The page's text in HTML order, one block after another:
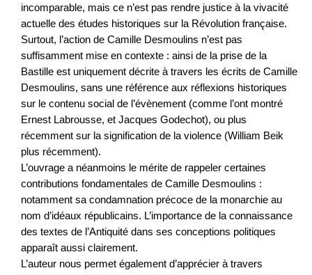
incomparable, mais ce n’est pas rendre justice à la vivacité
actuelle des études historiques sur la Révolution française.
Surtout, l’action de Camille Desmoulins n’est pas
suffisamment mise en contexte : ainsi de la prise de la
Bastille est uniquement décrite à travers les écrits de Camille
Desmoulins, sans une référence aux réflexions historiques
sur le contenu social de l’évènement (comme l’ont montré
Ernest Labrousse, et Jacques Godechot), ou plus
récemment sur la signification de la violence (William Beik
plus récemment).
L’ouvrage a néanmoins le mérite de rappeler certaines
contributions fondamentales de Camille Desmoulins :
notamment sa condamnation précoce de la monarchie au
nom d’idéaux républicains. L’importance de la connaissance
des textes de l’Antiquité dans ses conceptions politiques
apparaît aussi clairement.
L’auteur nous permet également d’apprécier à travers